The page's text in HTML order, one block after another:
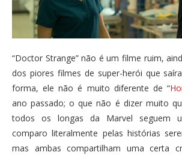
“Doctor Strange” não é um filme ruim,
dos piores filmes de super-herói que
forma, ele não é muito diferente de “
ano passado; o que não é dizer muito
todos os longas da Marvel seguem
comparo literalmente pelas histórias
mas ambas compartilham uma certa